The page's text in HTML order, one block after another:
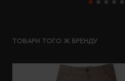
ТОВАРИ ТОГО Ж БРЕНДУ